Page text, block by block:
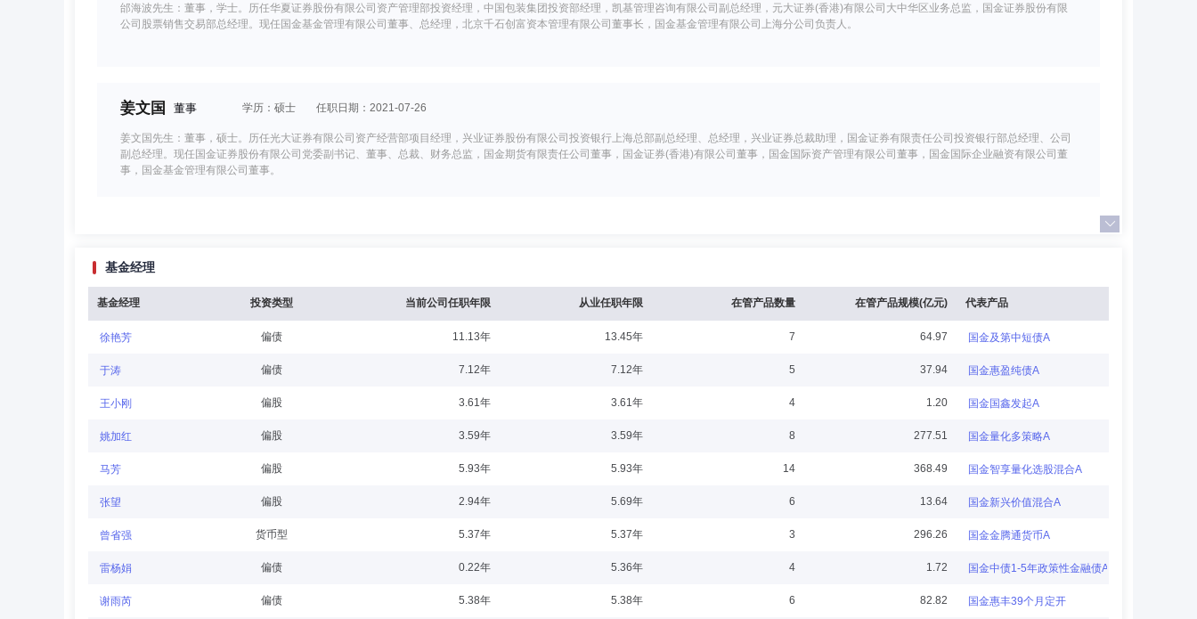
邰海波先生：董事，学士。历任华夏证券股份有限公司资产管理部投资经理，中国包装集团投资部经理，凯基管理咨询有限公司副总经理，元大证券(香港)有限公司大中华区业务总监，国金证券股份有限
公司股票销售交易部总经理。现任国金基金管理有限公司董事、总经理，北京千石创富资本管理有限公司董事长，国金基金管理有限公司上海分公司负责人。
姜文国 董事 学历：硕士 任职日期：2021-07-26
姜文国先生：董事，硕士。历任光大证券有限公司资产经营部项目经理，兴业证券股份有限公司投资银行上海总部副总经理、总经理，兴业证券总裁助理，国金证券有限责任公司投资银行部总经理、公司
副总经理。现任国金证券股份有限公司党委副书记、董事、总裁、财务总监，国金期货有限责任公司董事，国金证券(香港)有限公司董事，国金国际资产管理有限公司董事，国金国际企业融资有限公司董
事，国金基金管理有限公司董事。
黄艳女士：董事，硕士，高级经济师。历任华夏银行苏州支行国际业务部职员，苏州工业园区国有资产经营公司投资银行部职员，苏州工业园区地产经营管理公司综合部副总经理、总经理，苏州工业园区
地产经营管理公司总裁助理、副总裁。现任苏州工业园区经济发展有限公司副总裁，国金基金管理有限公司董事。
赵煜 学历：本科
赵煜先生：董事，学士。历任北京台都汽车安全设备有限公司销售经理，北京顶峰贸易公司销售经理，上海浦东中软科技发展有限公司副总经理。现任涌金实业（集团）有限公司任董事长助理，国金基金
学历：硕士
江卓文先生：硕士。历任佛山健全会计师事务所办事员，佛山华新包装股份有限公司运营主管、办公室主任、证券事务代表，广州赛莱拉干细胞科技股份有限公司证券事务代表，广东通力定造股份有限公
司董事会秘书，广州中汇建元投资合伙企业（有限合伙）投资经理。现任广东宝丽华新能源股份有限公司董事会秘书，国金基金管理有限公司董事。
基金经理
基金经理 投资类型 当前公司任职年限 从业任职年限 在管产品数量 在管产品规模(亿元) 代表产品
徐艳芳 偏债 11.13年 13.45年 7 64.97 国金及第中短债A
于涛 偏债 7.12年 7.12年 5 37.94 国金惠盈纯债A
王小刚 偏股 3.61年 3.61年 4 1.20 国金国鑫发起A
姚加红 偏股 3.59年 3.59年 8 277.51 国金量化多策略A
马芳 偏股 5.93年 5.93年 14 368.49 国金智享量化选股混合A
张望 偏股 2.94年 5.69年 6 13.64 国金新兴价值混合A
曾省强 货币型 5.37年 5.37年 3 296.26 国金金腾通货币A
雷杨娟 偏债 0.22年 5.36年 4 1.72 国金中债1-5年政策性金融债A
谢雨芮 偏债 5.38年 5.38年 6 82.82 国金惠丰39个月定开